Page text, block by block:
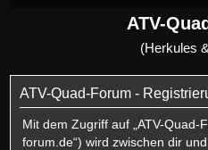
ATV-
(Herkules
ATV-Quad-Forum -
Mit dem Zugriff auf „ATV-Quad-
forum.de“) wird zwischen dir